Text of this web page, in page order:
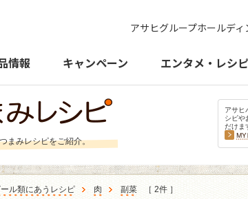
アサヒグループホールディ
情報 キャンペーン エンタメ・レシピ
まみレシピをご紹介。
アサヒ
シピや
だけま
MY
ール類にあうレシピ 肉 副菜 ［ 2件 ］